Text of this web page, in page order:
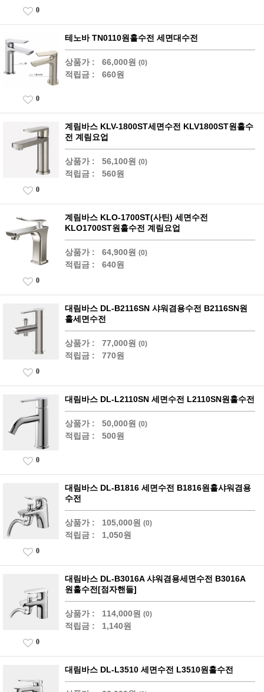
0
테노바 TN0110원홀수전 세면대수전
상품가 : 66,000원 (0)
적립금 : 660원
0
계림바스 KLV-1800ST세면수전 KLV1800ST원홀수
전 계림요업
상품가 : 56,100원 (0)
적립금 : 560원
0
계림바스 KLO-1700ST(사틴) 세면수전
KLO1700ST원홀수전 계림요업
상품가 : 64,900원 (0)
적립금 : 640원
0
대림바스 DL-B2116SN 샤워겸용수전 B2116SN원
홀세면수전
상품가 : 77,000원 (0)
적립금 : 770원
0
대림바스 DL-L2110SN 세면수전 L2110SN원홀수전
상품가 : 50,000원 (0)
적립금 : 500원
0
대림바스 DL-B1816 세면수전 B1816원홀샤워겸용
수전
상품가 : 105,000원 (0)
적립금 : 1,050원
0
대림바스 DL-B3016A 샤워겸용세면수전 B3016A
원홀수전[점자핸들]
상품가 : 114,000원 (0)
적립금 : 1,140원
0
대림바스 DL-L3510 세면수전 L3510원홀수전